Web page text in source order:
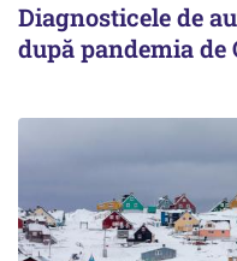
Diagnosticele de
după pandemia de